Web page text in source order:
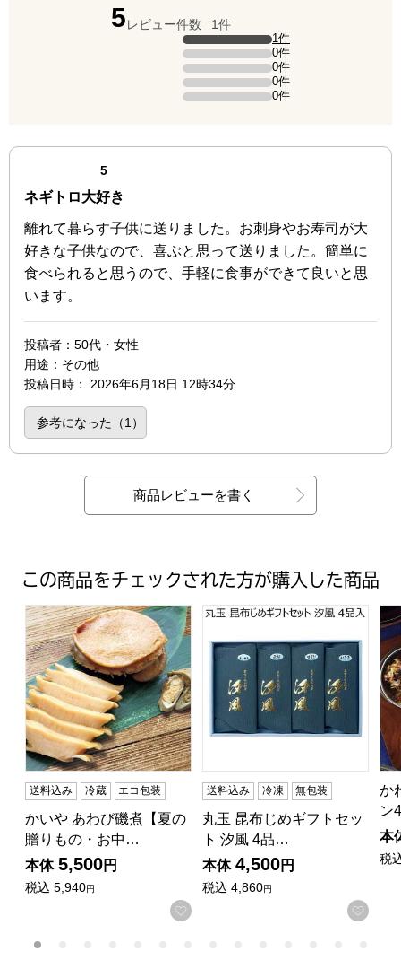
5点（5点満点中）
レビュー件数 1件
5点の評価は1件です（全体の100%）。
1件
4点の評価は0件です。 0件
3点の評価は0件です。 0件
2点の評価は0件です。 0件
1点の評価は0件です。 0件
最新の商品レビュー
5点（5点満点中）
ネギトロ大好き
離れて暮らす子供に送りました。お刺身やお寿司が大
好きな子供なので、喜ぶと思って送りました。簡単に
食べられると思うので、手軽に食事ができて良いと思
います。
投稿者 ：50代・女性
用途 ：その他
投稿日時 ： 2026年6月18日 12時34分
参考になった（1 ）
商品レビューを書く
この商品をチェックされた方が購入した商品
かいや あわび磯煮【夏の贈りもの・お中元】[KR-50]
送料込み 冷蔵 エコ包装
かいや あわび磯煮【夏の
贈りもの・お中…
本体 5,500円
税込 5,940円
お気に入りに登録する
丸玉 昆布じめギフトセット
送料込み 冷凍 無包装
丸玉 昆布じめギフトセッ
ト 汐風 4品…
本体 4,500円
税込 4,860円
お気
か
ン
本
税